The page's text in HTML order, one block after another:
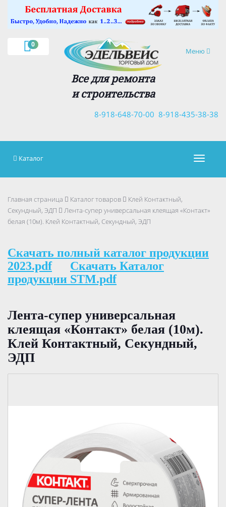
0
Навигация
Меню
Все для ремонта
и строительства
8-918-435-38-38
8-918-648-70-00
×
Каталог
Главная страница Каталог товаров
Клей Контактный,
Секундный, ЭДП
Лента-супер универсальная клеящая «Контакт»
белая (10м). Клей Контактный, Секундный, ЭДП
Скачать полный каталог продукции
2023.pdf
Скачать Каталог
продукции STM.pdf
Лента-супер универсальная
клеящая «Контакт» белая (10м).
Клей Контактный, Секундный,
ЭДП